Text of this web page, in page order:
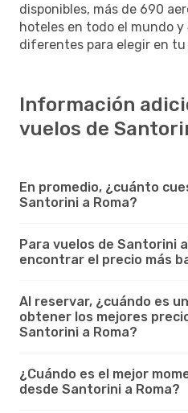
disponibles, más de 690
hoteles en todo el mundo
diferentes para elegir en
Información
vuelos de
En promedio, ¿cuánto
Santorini a Roma?
Para vuelos de Santorini
encontrar el precio más
Al reservar, ¿cuándo es
obtener los mejores
Santorini a Roma?
¿Cuándo es el mejor
desde Santorini a Roma?